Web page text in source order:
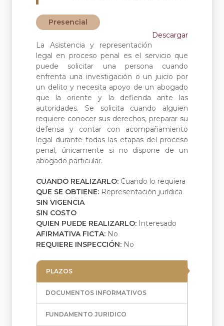
Presencial
Descargar
La Asistencia y representación
legal en proceso penal es el servicio que
puede solicitar una persona cuando
enfrenta una investigación o un juicio por
un delito y necesita apoyo de un abogado
que la oriente y la defienda ante las
autoridades. Se solicita cuando alguien
requiere conocer sus derechos, preparar su
defensa y contar con acompañamiento
legal durante todas las etapas del proceso
penal, únicamente si no dispone de un
abogado particular.
CUANDO REALIZARLO: Cuando lo requiera
QUE SE OBTIENE: Representación jurídica
SIN VIGENCIA
SIN COSTO
QUIEN PUEDE REALIZARLO: Interesado
AFIRMATIVA FICTA: No
REQUIERE INSPECCIÓN: No
PLAZOS
DOCUMENTOS INFORMATIVOS
FUNDAMENTO JURIDICO